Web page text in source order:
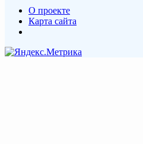
О проекте
Карта сайта